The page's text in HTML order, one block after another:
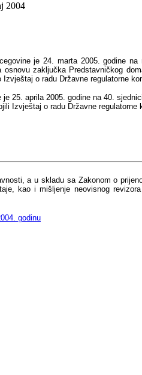
2004
je 24. marta 2005. godine
zaključka Predstavničkog
o radu Državne regulatorne
25. aprila 2005. godine na 40.
Izvještaj o radu Državne
a u skladu sa Zakonom o
kao i mišljenje neovisnog
godinu